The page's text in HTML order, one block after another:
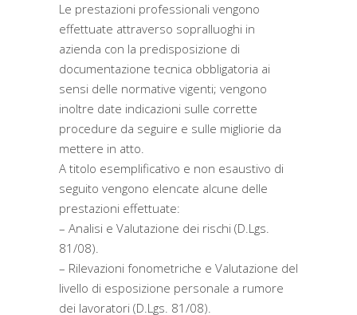
Le prestazioni professionali vengono
effettuate attraverso sopralluoghi in
azienda con la predisposizione di
documentazione tecnica obbligatoria ai
sensi delle normative vigenti; vengono
inoltre date indicazioni sulle corrette
procedure da seguire e sulle migliorie da
mettere in atto.
A titolo esemplificativo e non esaustivo di
seguito vengono elencate alcune delle
prestazioni effettuate:
– Analisi e Valutazione dei rischi (D.Lgs.
81/08).
– Rilevazioni fonometriche e Valutazione del
livello di esposizione personale a rumore
dei lavoratori (D.Lgs. 81/08).